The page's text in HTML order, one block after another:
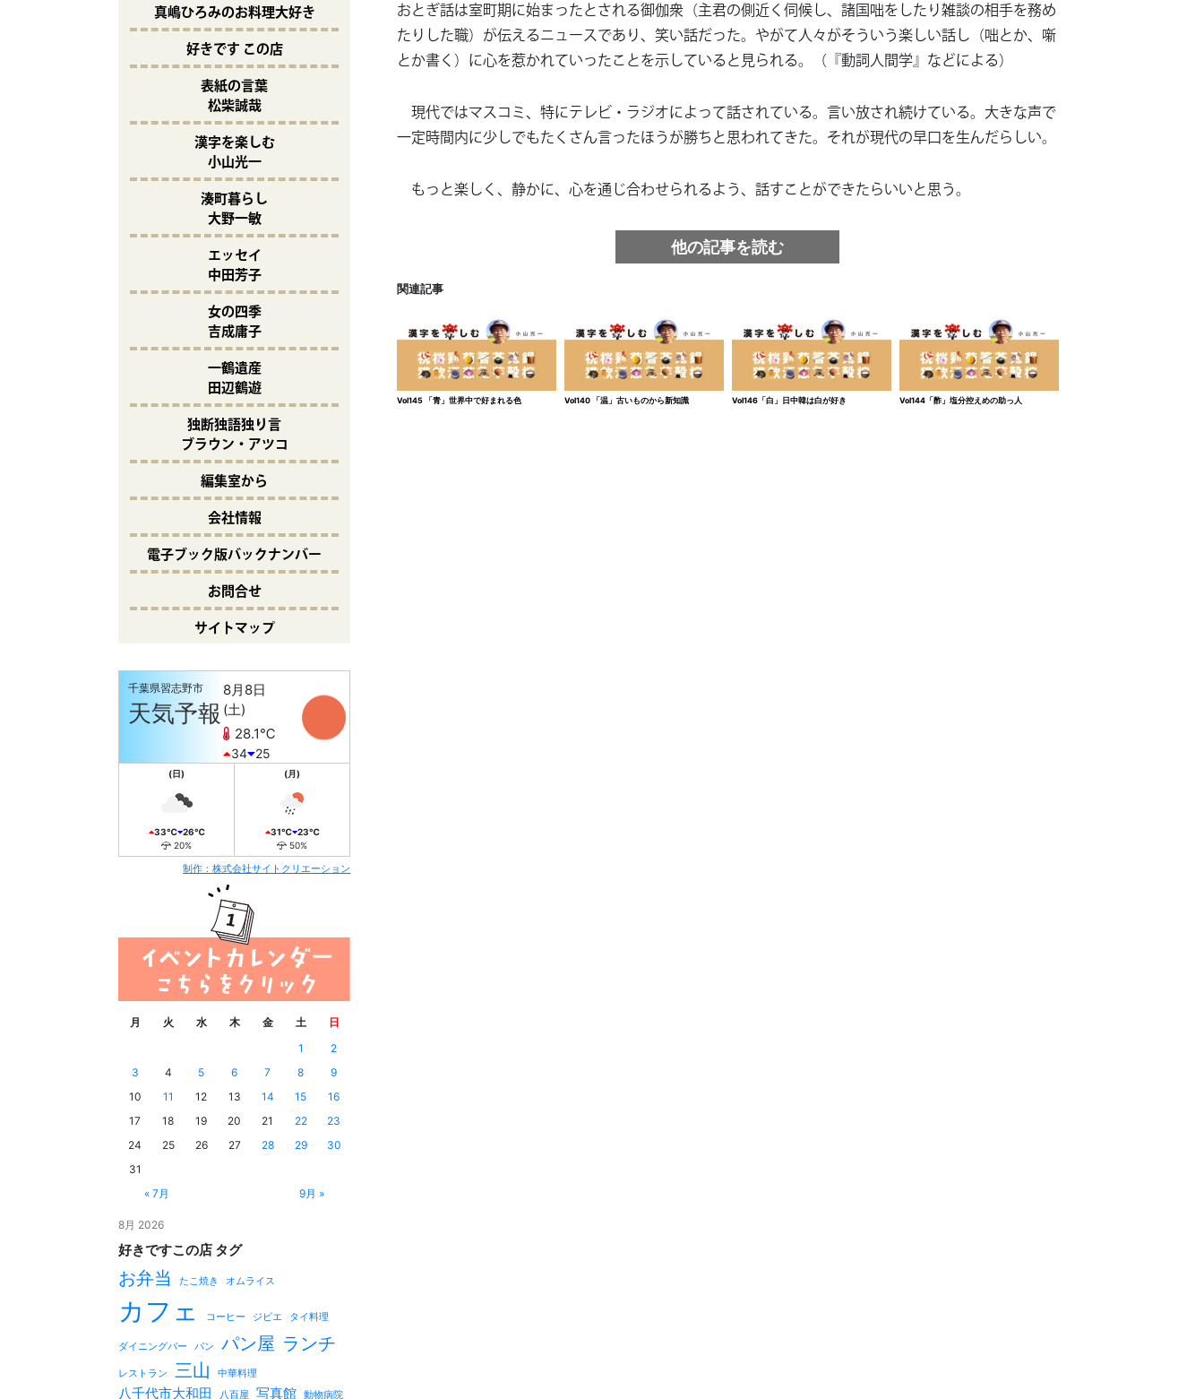
おとぎ話は室町期に始まったとされる御伽衆（主君の側近く伺候し、諸国咄をしたり雑談の相手を務め
たりした職）が伝えるニュースであり、笑い話だった。やがて人々がそういう楽しい話し（咄とか、噺
とか書く）に心を惹かれていったことを示していると見られる。（『動詞人間学』などによる）
現代ではマスコミ、特にテレビ・ラジオによって話されている。言い放され続けている。大きな声で
一定時間内に少しでもたくさん言ったほうが勝ちと思われてきた。それが現代の早口を生んだらしい。
もっと楽しく、静かに、心を通じ合わせられるよう、話すことができたらいいと思う。
他の記事を読む
関連記事
Vol145 「青」世界中で好まれる色 Vol140 「温」古いものから新知識 Vol146「白」日中韓は白が好き Vol144「酢」塩分控えめの助っ人
真嶋ひろみのお料理大好き
好きです この店
表紙の言葉
松柴誠哉
漢字を楽しむ
小山光一
湊町暮らし
大野一敏
エッセイ
中田芳子
女の四季
吉成庸子
一鶴遺産
田辺鶴遊
独断独語独り言
ブラウン・アツコ
編集室から
会社情報
電子ブック版バックナンバー
お問合せ
サイトマップ
千葉県習志野市
天気予報
8月8日
(土)
28.1℃
34 25
(日)
33℃ 26℃
20%
(月)
31℃ 23℃
50%
制作：株式会社サイトクリエーション
8月 2026
月 火 水 木 金 土
日
1
2
3
4 5 6 7 8
9
10
11 12 13 14 15
16
17
18 19 20 21 22
23
24
25 26 27 28 29
30
31
« 7月
9月 »
好きですこの店 タグ
お弁当 たこ焼き オムライス
カフェ コーヒー ジビエ タイ料理
ダイニングバー パン パン屋 ランチ
レストラン 三山 中華料理
八千代市大和田 八百屋 写真館 動物病院